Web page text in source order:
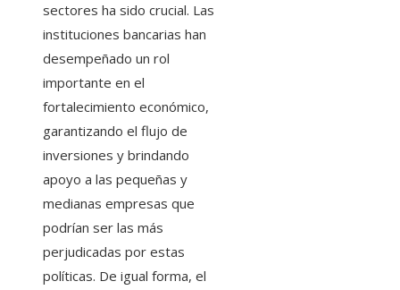
sectores ha sido crucial. Las
instituciones bancarias han
desempeñado un rol
importante en el
fortalecimiento económico,
garantizando el flujo de
inversiones y brindando
apoyo a las pequeñas y
medianas empresas que
podrían ser las más
perjudicadas por estas
políticas. De igual forma, el